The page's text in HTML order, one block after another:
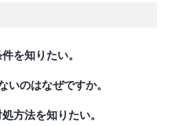
を知りたい。
のはなぜですか。
方法を知りたい。